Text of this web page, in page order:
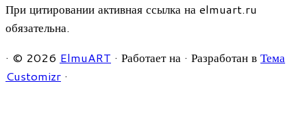
При цитировании активная ссылка на elmuart.ru
обязательна.
· © 2026 ElmuART · Работает на · Разработан в Тема
Customizr ·